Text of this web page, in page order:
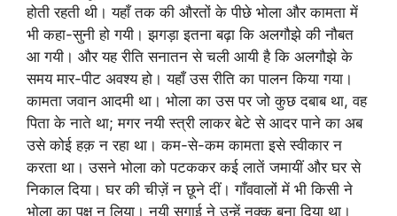
होती रहती थी। यहाँ तक की औरतों के पीछे भोला और कामता में
भी कहा-सुनी हो गयी। झगड़ा इतना बढ़ा कि अलगौझे की नौबत
आ गयी। और यह रीति सनातन से चली आयी है कि अलगौझे के
समय मार-पीट अवश्य हो। यहाँ उस रीति का पालन किया गया।
कामता जवान आदमी था। भोला का उस पर जो कुछ दबाब था, वह
पिता के नाते था; मगर नयी स्त्री लाकर बेटे से आदर पाने का अब
उसे कोई हक़ न रहा था। कम-से-कम कामता इसे स्वीकार न
करता था। उसने भोला को पटककर कई लातें जमायीं और घर से
निकाल दिया। घर की चीज़ें न छूने दीं। गाँववालों में भी किसी ने
भोला का पक्ष न लिया। नयी सगाई ने उन्हें नक्कू बना दिया था।